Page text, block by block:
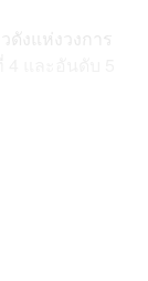
งแห่งวงการ